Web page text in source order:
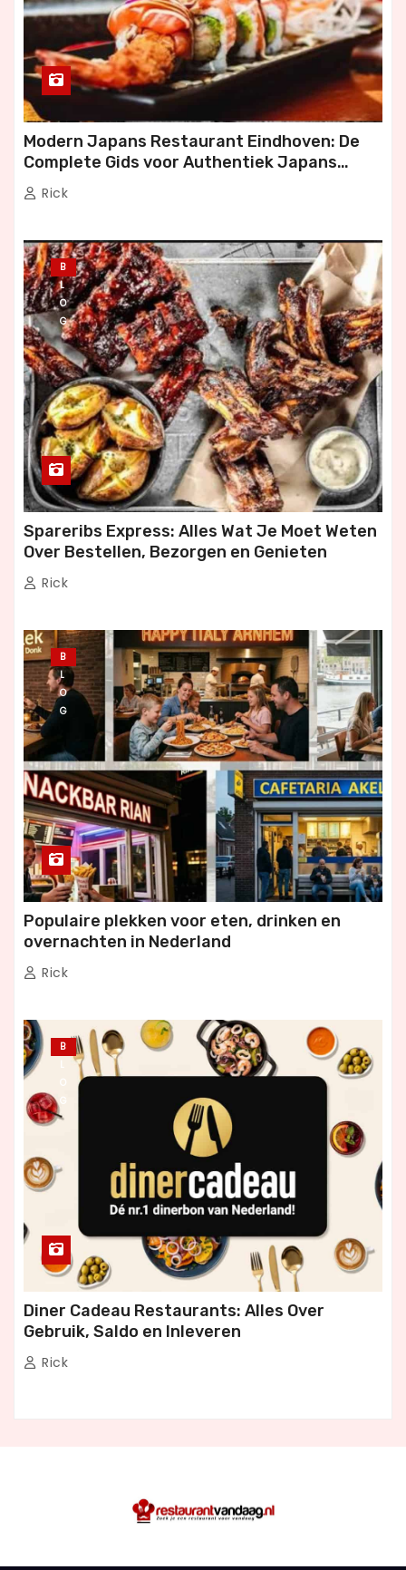
Modern Japans Restaurant Eindhoven: De
Complete Gids voor Authentiek Japans
Dineren
Rick
B
L
O
G
Spareribs Express: Alles Wat Je Moet Weten
Over Bestellen, Bezorgen en Genieten
Rick
B
L
O
G
Populaire plekken voor eten, drinken en
overnachten in Nederland
Rick
B
L
O
G
Diner Cadeau Restaurants: Alles Over
Gebruik, Saldo en Inleveren
Rick